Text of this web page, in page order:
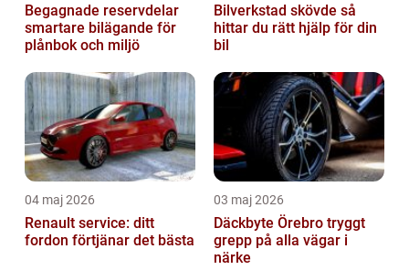
Begagnade reservdelar
smartare bilägande för
plånbok och miljö
Bilverkstad skövde så
hittar du rätt hjälp för din
bil
04 maj 2026
Renault service: ditt
fordon förtjänar det bästa
03 maj 2026
Däckbyte Örebro tryggt
grepp på alla vägar i
närke